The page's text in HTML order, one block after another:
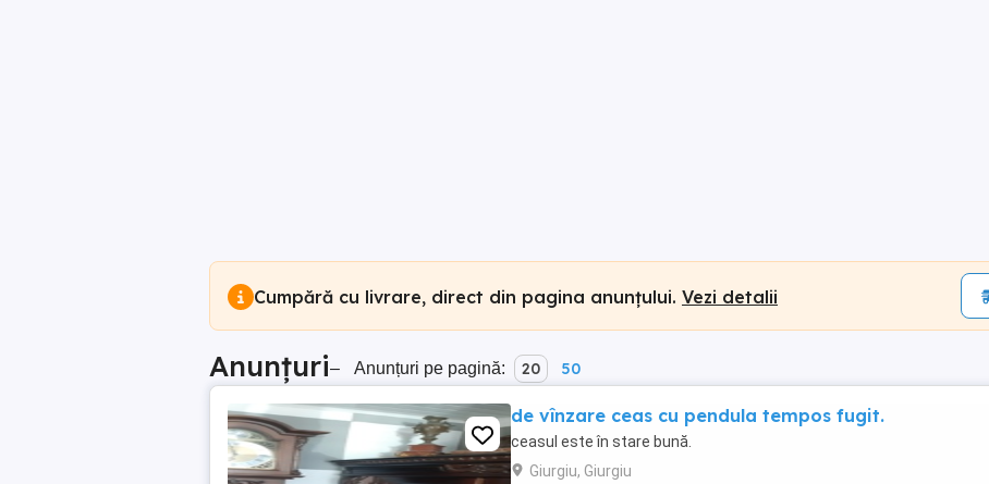
Cumpără cu livrare, direct din pagina anunțului. Vezi detalii
Anunțuri– Anunțuri pe pagină: 20 50
de vînzare ceas cu pendula tempos fugit.
ceasul este în stare bună.
Giurgiu, Giurgiu